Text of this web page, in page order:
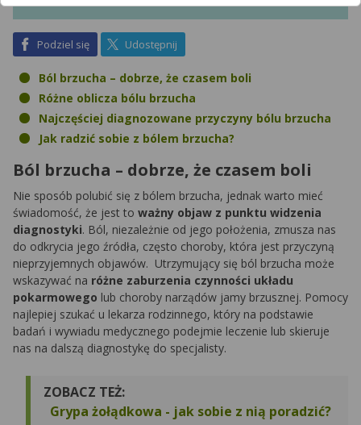
Podziel sięna FacebookUdostępnij
Ból brzucha – dobrze, że czasem boli
Różne oblicza bólu brzucha
Najczęściej diagnozowane przyczyny bólu brzucha
Jak radzić sobie z bólem brzucha?
Ból brzucha – dobrze, że czasem boli
Nie sposób polubić się z bólem brzucha, jednak warto mieć
świadomość, że jest to ważny objaw z punktu widzenia
diagnostyki. Ból, niezależnie od jego położenia, zmusza nas
do odkrycia jego źródła, często choroby, która jest przyczyną
nieprzyjemnych objawów. Utrzymujący się ból brzucha może
wskazywać na różne zaburzenia czynności układu
pokarmowego lub choroby narządów jamy brzusznej. Pomocy
najlepiej szukać u lekarza rodzinnego, który na podstawie
badań i wywiadu medycznego podejmie leczenie lub skieruje
nas na dalszą diagnostykę do specjalisty.
ZOBACZ TEŻ:
Grypa żołądkowa - jak sobie z nią poradzić?
dokonać za pomocą „Ustawień zaawansowanych”.
Więcej informacji na temat wykorzystywania narzędzi
zewnętrznych w naszym serwisie znajdziesz w
Serwisu.